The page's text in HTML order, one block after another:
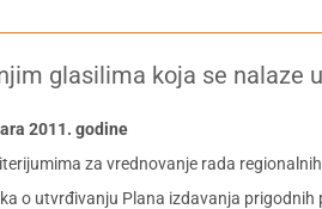
glasilima koja se nalaze
2011. godine
za vrednovanje rada
o utvrđivanju Plana izdavanja